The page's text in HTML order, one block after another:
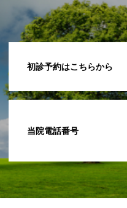
初診予約はこちらから
当院電話番号